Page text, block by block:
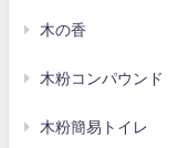
木の香
木粉コンパウンド
木粉簡易トイレ